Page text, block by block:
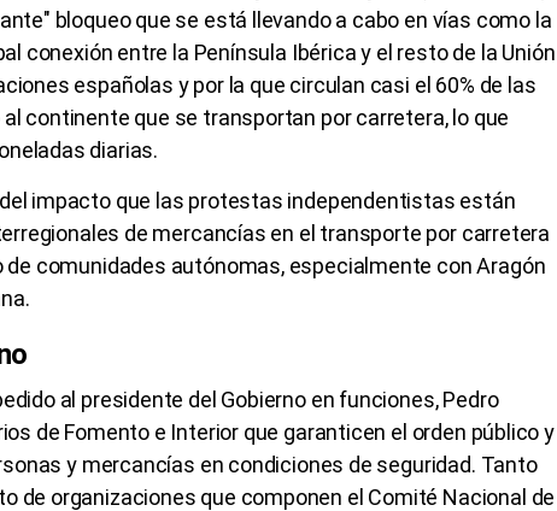
bloqueo que se está llevando a cabo en vías como la
conexión entre la Península Ibérica y el resto de la Unión
españolas y por la que circulan casi el 60% de las
continente que se transportan por carretera, lo que
diarias.
impacto que las protestas independentistas están
de mercancías en el transporte por carretera
de comunidades autónomas, especialmente con Aragón
al presidente del Gobierno en funciones, Pedro
de Fomento e Interior que garanticen el orden público y
y mercancías en condiciones de seguridad. Tanto
de organizaciones que componen el Comité Nacional de